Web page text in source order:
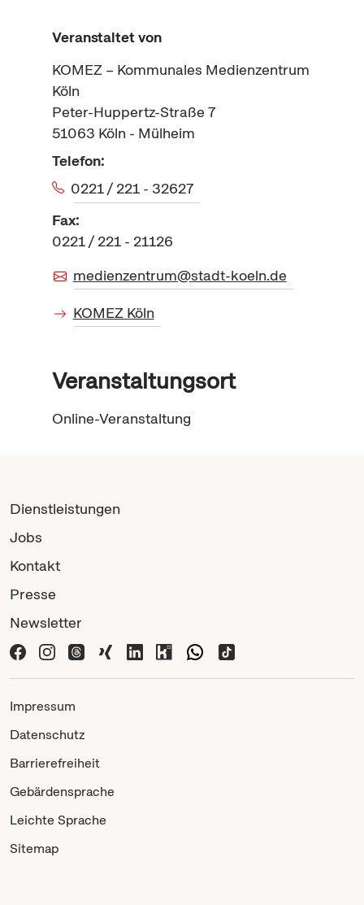
Veranstaltet von
KOMEZ – Kommunales Medienzentrum
Köln
Peter-Huppertz-Straße 7
51063 Köln - Mülheim
Telefon:
0221 / 221 - 32627
Fax:
0221 / 221 - 21126
medienzentrum@stadt-koeln.de
KOMEZ Köln
Veranstaltungsort
Online-Veranstaltung
Dienstleistungen
Jobs
Kontakt
Presse
Newsletter
Impressum
Datenschutz
Barrierefreiheit
Gebärdensprache
Leichte Sprache
Sitemap